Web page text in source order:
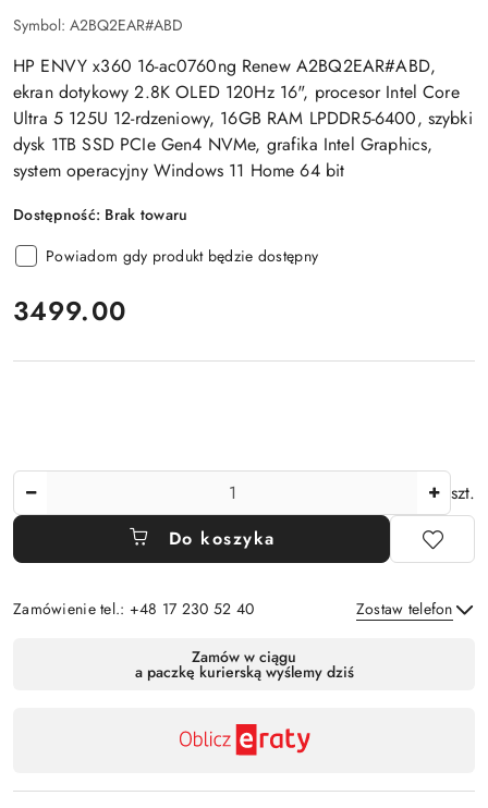
Symbol: A2BQ2EAR#ABD
HP ENVY x360 16-ac0760ng Renew A2BQ2EAR#ABD,
ekran dotykowy 2.8K OLED 120Hz 16", procesor Intel Core
Ultra 5 125U 12-rdzeniowy, 16GB RAM LPDDR5-6400, szybki
dysk 1TB SSD PCIe Gen4 NVMe, grafika Intel Graphics,
system operacyjny Windows 11 Home 64 bit
Dostępność: Brak towaru
Powiadom gdy produkt będzie dostępny
cena:
3499.00
szt.
Do koszyka
Zamówienie tel.: +48 17 230 52 40 Zostaw telefon
Zamów w ciągu
a paczkę kurierską wyślemy dziś